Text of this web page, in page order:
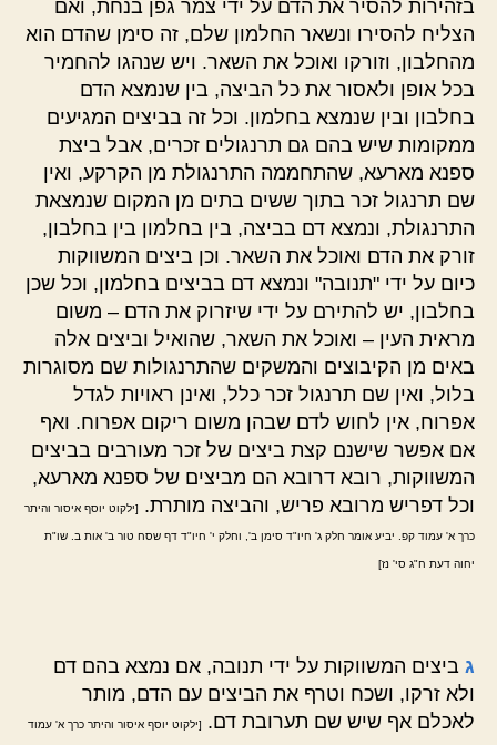
בזהירות להסיר את הדם על ידי צמר גפן בנחת, ואם
הצליח להסירו ונשאר החלמון שלם, זה סימן שהדם הוא
מהחלבון, וזורקו ואוכל את השאר. ויש שנהגו להחמיר
בכל אופן ולאסור את כל הביצה, בין שנמצא הדם
בחלבון ובין שנמצא בחלמון. וכל זה בביצים המגיעים
ממקומות שיש בהם גם תרנגולים זכרים, אבל ביצת
ספנא מארעא, שהתחממה התרנגולת מן הקרקע, ואין
שם תרנגול זכר בתוך ששים בתים מן המקום שנמצאת
התרנגולת, ונמצא דם בביצה, בין בחלמון בין בחלבון,
זורק את הדם ואוכל את השאר. וכן ביצים המשווקות
כיום על ידי "תנובה" ונמצא דם בביצים בחלמון, וכל שכן
בחלבון, יש להתירם על ידי שיזרוק את הדם – משום
מראית העין – ואוכל את השאר, שהואיל וביצים אלה
באים מן הקיבוצים והמשקים שהתרנגולות שם מסוגרות
בלול, ואין שם תרנגול זכר כלל, ואינן ראויות לגדל
אפרוח, אין לחוש לדם שבהן משום ריקום אפרוח. ואף
אם אפשר שישנם קצת ביצים של זכר מעורבים בביצים
המשווקות, רובא דרובא הם מביצים של ספנא מארעא,
וכל דפריש מרובא פריש, והביצה מותרת.
[ילקוט יוסף איסור והיתר
כרך א' עמוד קפ. יביע אומר חלק ג' חיו"ד סימן ב', וחלק י' חיו"ד דף שסח טור ב' אות ב. שו"ת
יחוה דעת ח"ג סי' נז]
ג ביצים המשווקות על ידי תנובה, אם נמצא בהם דם
ולא זרקו, ושכח וטרף את הביצים עם הדם, מותר
לאכלם אף שיש שם תערובת דם.
[ילקוט יוסף איסור והיתר כרך א' עמוד